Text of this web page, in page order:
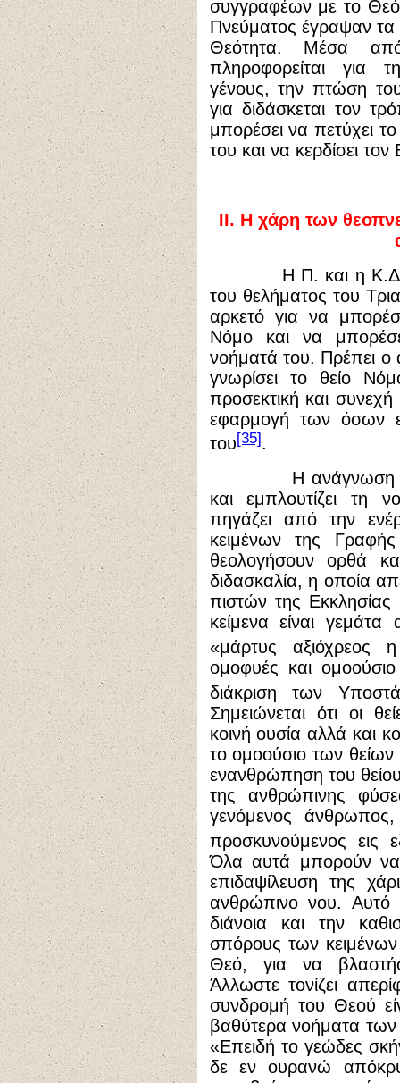
συγγραφέων με το Θεό.
Πνεύματος έγραψαν
Θεότητα. Μέσα
πληροφορείται για
γένους, την πτώση
για διδάσκεται τον
μπορέσει να πετύχει
του και να κερδίσει
ΙΙ. Η χάρη των
Η Π. και η Κ.Δ.
του θελήματος του
αρκετό για να
Νόμο και να
νοήματά του. Πρέπει ο
γνωρίσει το θείο
προσεκτική και
εφαρμογή των όσων
του[35].
Η ανάγνωση του
και εμπλουτίζει τη
πηγάζει από την
κειμένων της
θεολογήσουν ορθά
διδασκαλία, η οποία
πιστών της Εκκλησίας
κείμενα είναι
«μάρτυς αξιόχρεος
ομοφυές και
διάκριση των
Σημειώνεται ότι οι
κοινή ουσία αλλά και
το ομοούσιο των
ενανθρώπηση του θείου
της ανθρώπινης
γενόμενος
προσκυνούμενος
Όλα αυτά μπορούν να
επιδαψίλευση της
ανθρώπινο νου. Αυτό
διάνοια και την
σπόρους των
Θεό, για να
Άλλωστε τονίζει
συνδρομή του Θεού
βαθύτερα νοήματα
«Επειδή το γεώδες
δε εν ουρανώ